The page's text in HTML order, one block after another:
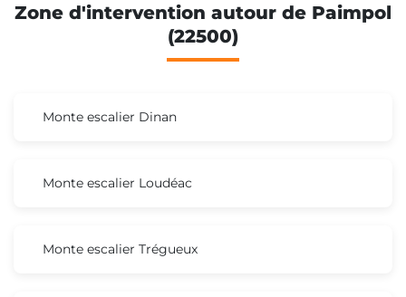
Zone d'intervention autour de Paimpol
(22500)
Monte escalier Dinan
Monte escalier Loudéac
Monte escalier Trégueux